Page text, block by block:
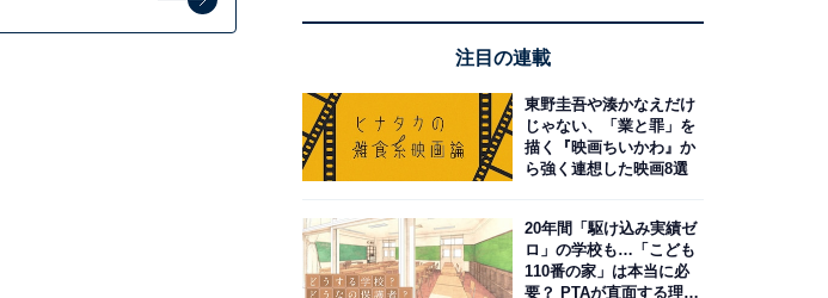
注目の連載
東野圭吾や湊かなえだけ
じゃない、「業と罪」を
描く『映画ちいかわ』か
ら強く連想した映画8選
20年間「駆け込み実績ゼ
ロ」の学校も…「こども
110番の家」は本当に必
要？ PTAが直面する理想